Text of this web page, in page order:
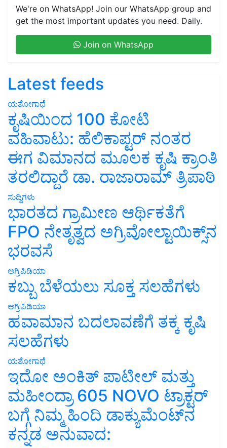
We're on WhatsApp! Join our WhatsApp group and
get the most important updates you need. Daily.
Join on WhatsApp
Latest feeds
ಯಶೋಗಾಥೆ
ಕೃಷಿಯಿಂದ 100 ಕೋಟಿ
ವಹಿವಾಟು: ಹೆಲಿಕಾಪ್ಟರ್ ನಂತರ
ಈಗ ವಿಮಾನದ ಮೂಲಕ ಕೃಷಿ ಕ್ರಾಂತಿ
ತರಲಿದ್ದಾರೆ ಡಾ. ರಾಜಾರಾಮ್ ತ್ರಿಪಾಠಿ
ಸುದ್ದಿಗಳು
ಭಾರತದ ಗ್ರಾಮೀಣ ಆರ್ಥಿಕತೆಗೆ
FPO ನೇತೃತ್ವದ ಅಗ್ರಿವೋಲ್ಟಾಯಿಕ್ಸ್‌ನ
ಭರವಸೆ
ಅಗ್ರಿಪಿಡಿಯಾ
ಕಬ್ಬು ಬೆಳೆಯಲು ಸೂಕ್ತ ಸಲಹೆಗಳು
ಅಗ್ರಿಪಿಡಿಯಾ
ಹವಾಮಾನ ಬದಲಾವಣೆಗೆ ತಕ್ಕ ಕೃಷಿ
ಸಲಹೆಗಳು
ಯಶೋಗಾಥೆ
ಇದೋ ಅಂಕಿತ್ ಪಾಟೀಲ್ ಮತ್ತು
ಮಹೀಂದ್ರಾ 605 NOVO ಟ್ರಾಕ್ಟರ್
ಬಗ್ಗೆ ನಿಮ್ಮ ಹಿಂದಿ ಡಾಕ್ಯುಮೆಂಟ್‌ನ
ಕನ್ನಡ ಅನುವಾದ: